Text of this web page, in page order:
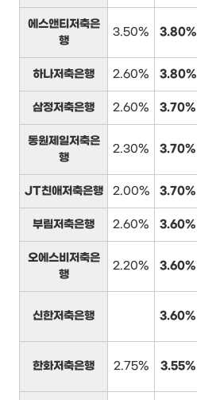
에스앤티저축은
행
3.50% 3.80%
하나저축은행 2.60% 3.80%
삼정저축은행 2.60% 3.70%
동원제일저축은
행
2.30% 3.70%
JT친애저축은행 2.00% 3.70%
부림저축은행 2.60% 3.60%
오에스비저축은
행
2.20% 3.60%
신한저축은행 3.60%
한화저축은행 2.75% 3.55%